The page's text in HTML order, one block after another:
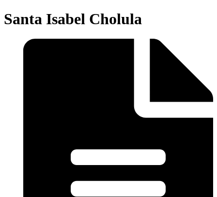
Santa Isabel Cholula